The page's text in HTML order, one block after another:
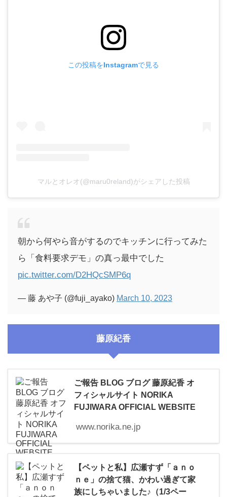
この投稿をInstagramで見る
マルとオレオ(@maru0reland)がシェアした投稿
朝から何やら音がするのでキッチンに行ってみた
ら「食料要求デモ」の真っ最中でした
pic.twitter.com/D2HQcSMP6q
— 藤 あや子 (@fuji_ayako) March 10, 2023
藤原紀香
ご報告 BLOG ブログ 藤原紀香 オ
フィシャルサイト NORIKA
FUJIWARA OFFICIAL WEBSITE
www.norika.ne.jp
【ペットと私】広瀬すず「ａｎｏ
ｎｅ」の捨て猫、かわい過ぎて家
族にしちゃいました♪（1/3ペー